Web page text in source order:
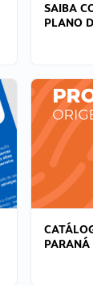
SAIBA
PLANO
PARANÁ